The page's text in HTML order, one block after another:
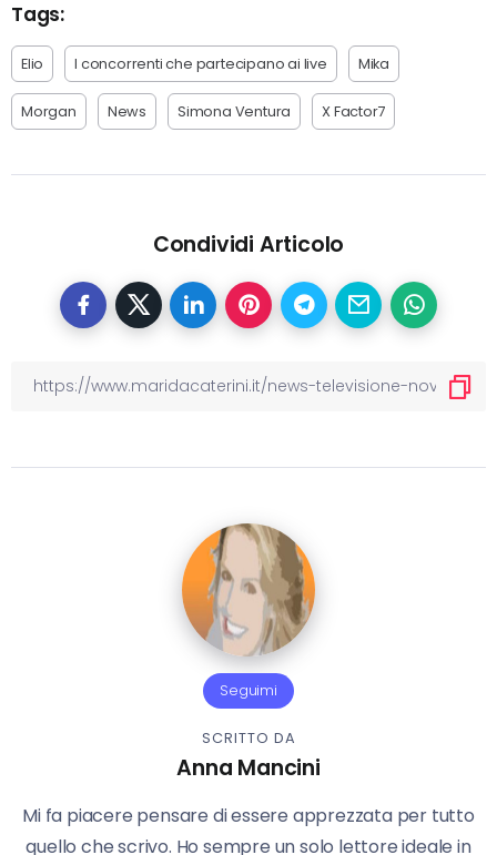
Tags:
Elio I concorrenti che partecipano ai live Mika
Morgan News Simona Ventura X Factor7
Condividi Articolo
Seguimi
SCRITTO DA
Anna Mancini
Mi fa piacere pensare di essere apprezzata per tutto
quello che scrivo. Ho sempre un solo lettore ideale in